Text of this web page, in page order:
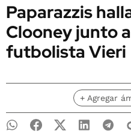
Paparazzis
Clooney junto
futbolista Vieri
+ Agregar